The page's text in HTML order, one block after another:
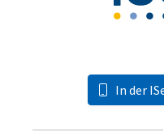
In der